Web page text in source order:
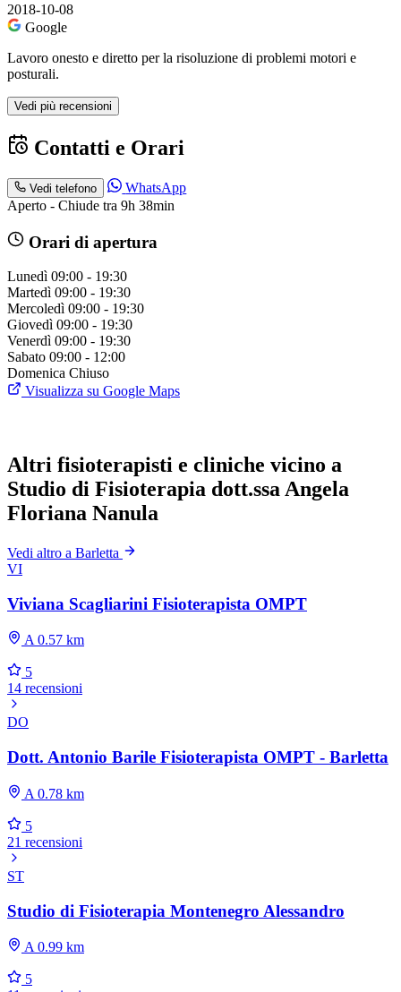
2018-10-08
Google
Lavoro onesto e diretto per la risoluzione di problemi motori e
posturali.
Vedi più recensioni
Contatti e Orari
Vedi telefono
WhatsApp
Aperto - Chiude tra 9h 38min
Orari di apertura
Lunedì 09:00 - 19:30
Martedì 09:00 - 19:30
Mercoledì 09:00 - 19:30
Giovedì 09:00 - 19:30
Venerdì 09:00 - 19:30
Sabato 09:00 - 12:00
Domenica Chiuso
Visualizza su Google Maps
Altri fisioterapisti e cliniche vicino a
Studio di Fisioterapia dott.ssa Angela
Floriana Nanula
Vedi altro a Barletta
VI
Viviana Scagliarini Fisioterapista OMPT
A 0.57 km
5
14 recensioni
DO
Dott. Antonio Barile Fisioterapista OMPT - Barletta
A 0.78 km
5
21 recensioni
ST
Studio di Fisioterapia Montenegro Alessandro
A 0.99 km
5